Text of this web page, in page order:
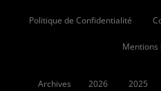
Politique de Confidentialité
Mentions
Archives 2026 2025